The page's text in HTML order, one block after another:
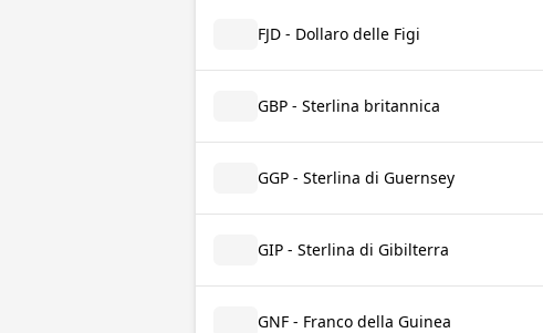
FJD - Dollaro delle Figi
GBP - Sterlina britannica
GGP - Sterlina di Guernsey
GIP - Sterlina di Gibilterra
GNF - Franco della Guinea